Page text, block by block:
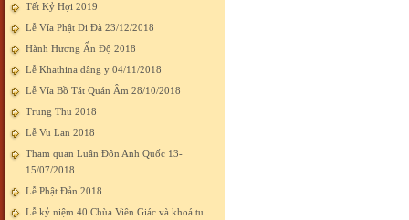
Tết Kỷ Hợi 2019
Lễ Vía Phật Di Đà 23/12/2018
Hành Hương Ấn Độ 2018
Lễ Khathina dâng y 04/11/2018
Lễ Vía Bồ Tát Quán Âm 28/10/2018
Trung Thu 2018
Lễ Vu Lan 2018
Tham quan Luân Đôn Anh Quốc 13-
15/07/2018
Lễ Phật Đản 2018
Lễ kỷ niệm 40 Chùa Viên Giác và khoá tu